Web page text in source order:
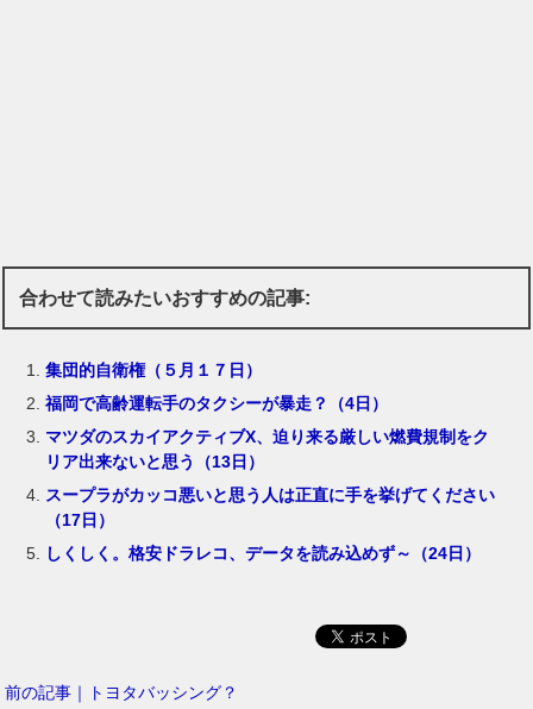
合わせて読みたいおすすめの記事:
集団的自衛権（５月１７日）
福岡で高齢運転手のタクシーが暴走？（4日）
マツダのスカイアクティブX、迫り来る厳しい燃費規制をク
リア出来ないと思う（13日）
スープラがカッコ悪いと思う人は正直に手を挙げてください
（17日）
しくしく。格安ドラレコ、データを読み込めず～（24日）
前の記事｜トヨタバッシング？